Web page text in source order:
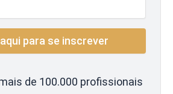
de 100.000 profissionais